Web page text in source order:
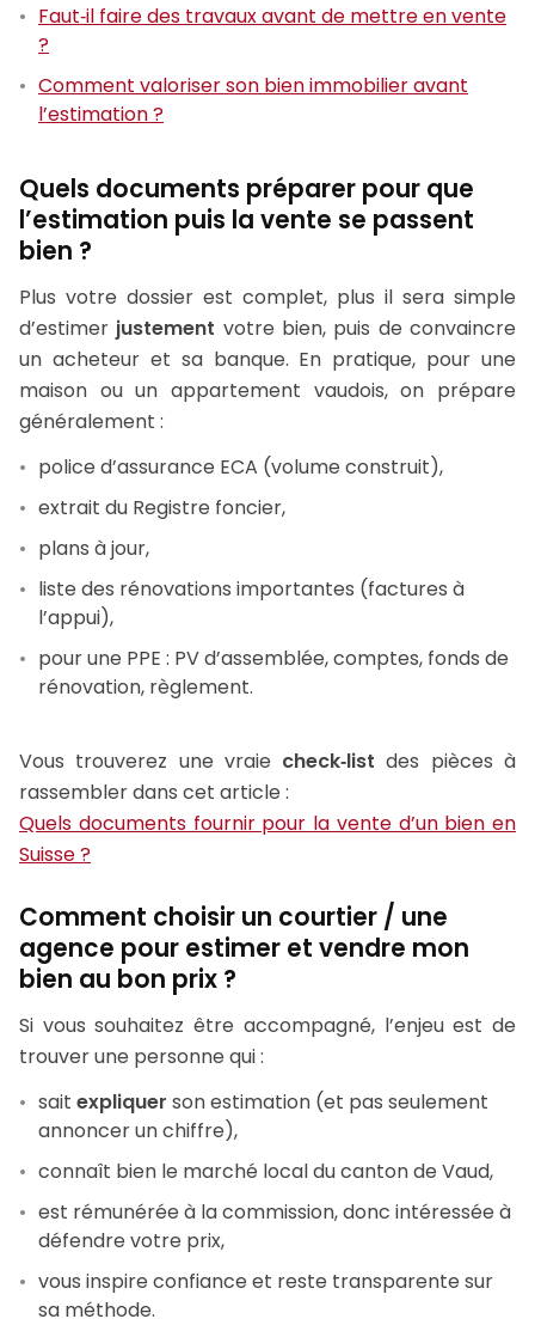
Faut‑il faire des travaux avant de mettre en vente
?
Comment valoriser son bien immobilier avant
l’estimation ?
Quels documents préparer pour que
l’estimation puis la vente se passent
bien ?
Plus votre dossier est complet, plus il sera simple
d’estimer justement votre bien, puis de convaincre
un acheteur et sa banque. En pratique, pour une
maison ou un appartement vaudois, on prépare
généralement :
police d’assurance ECA (volume construit),
extrait du Registre foncier,
plans à jour,
liste des rénovations importantes (factures à
l’appui),
pour une PPE : PV d’assemblée, comptes, fonds de
rénovation, règlement.
Vous trouverez une vraie check‑list des pièces à
rassembler dans cet article :
Quels documents fournir pour la vente d’un bien en
Suisse ?
Comment choisir un courtier / une
agence pour estimer et vendre mon
bien au bon prix ?
Si vous souhaitez être accompagné, l’enjeu est de
trouver une personne qui :
sait expliquer son estimation (et pas seulement
annoncer un chiffre),
connaît bien le marché local du canton de Vaud,
est rémunérée à la commission, donc intéressée à
défendre votre prix,
vous inspire confiance et reste transparente sur
sa méthode.